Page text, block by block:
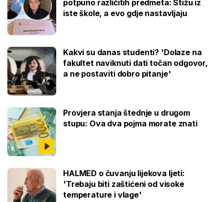
potpuno različitih predmeta: Stižu iz
iste škole, a evo gdje nastavljaju
Kakvi su danas studenti? 'Dolaze na
fakultet naviknuti dati točan odgovor,
a ne postaviti dobro pitanje'
Provjera stanja štednje u drugom
stupu: Ova dva pojma morate znati
HALMED o čuvanju lijekova ljeti:
'Trebaju biti zaštićeni od visoke
temperature i vlage'